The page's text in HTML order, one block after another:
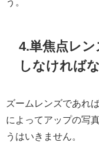
4.単焦点レ
しなければ
ズームレンズであれ
によってアップの写
うはいきません。